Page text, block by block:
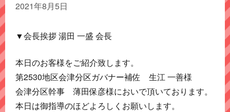
2021年8月5日
▼会長挨拶 湯田 一盛 会長
本日のお客様をご紹介致します。
第2530地区会津分区ガバナー補佐 生江 一善様
会津分区幹事 薄田保彦様においで頂いております。
本日は御指導のほどよろしくお願いします。